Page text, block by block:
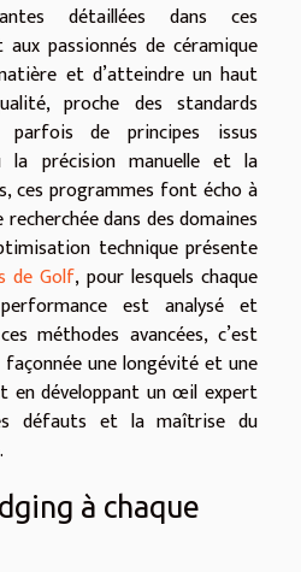
détaillées dans ces
passionnés de céramique
et d’atteindre un haut
proche des standards
parfois de principes issus
la précision manuelle et la
ces programmes font écho à
recherchée dans des domaines
technique présente
de Golf, pour lesquels chaque
est analysé et
méthodes avancées, c’est
une longévité et une
en développant un œil expert
défauts et la maîtrise du
à chaque